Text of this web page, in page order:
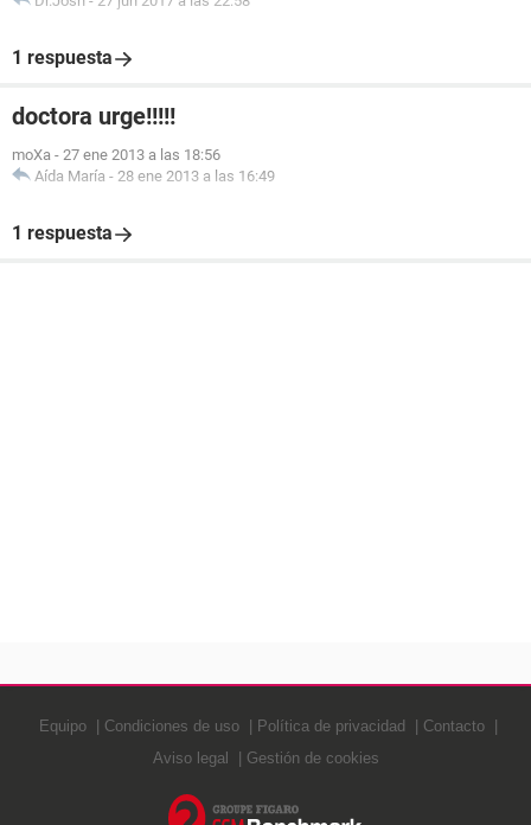
1 respuesta
doctora urge!!!!!
moXa - 27 ene 2013 a las 18:56
Aída María - 28 ene 2013 a las 16:49
1 respuesta
Equipo Condiciones de uso Política de privacidad
Contacto
Aviso legal
Gestión de cookies